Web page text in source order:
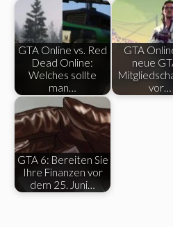
GTA Online vs. Red
Dead Online:
Welches sollte
man…
GTA
neue
vor…
GTA 6: Bereiten Sie
Ihre Finanzen vor
dem 25. Juni…